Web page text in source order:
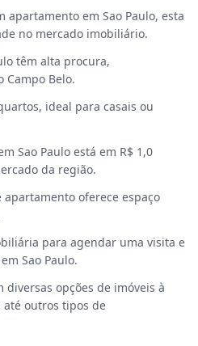
apartamento em Sao Paulo, esta
no mercado imobiliário.
têm alta procura,
Belo.
ideal para casais ou
Sao Paulo está em R$ 1,0
da região.
apartamento oferece espaço
para agendar uma visita e
Sao Paulo.
diversas opções de imóveis à
outros tipos de